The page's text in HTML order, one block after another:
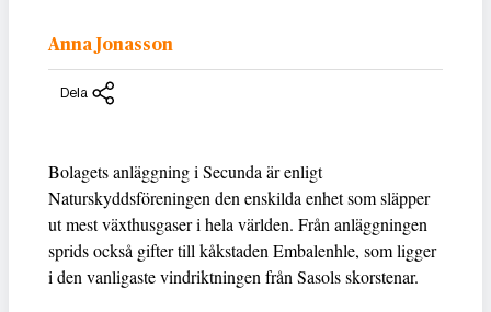
Anna Jonasson
Dela
Bolagets anläggning i Secunda är enligt
Naturskyddsföreningen den enskilda enhet som släpper
ut mest växthusgaser i hela världen. Från anläggningen
sprids också gifter till kåkstaden Embalenhle, som ligger
i den vanligaste vindriktningen från Sasols skorstenar.